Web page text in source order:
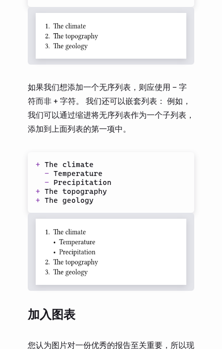
如果我们想添加一个无序列表，则应使用 - 字
符而非 + 字符。 我们还可以嵌套列表： 例如，
我们可以通过缩进将无序列表作为一个子列表，
添加到上面列表的第一项中。
+ The climate
- Temperature
-
+
+
加入图表
您认为图片对一份优秀的报告至关重要，所以现